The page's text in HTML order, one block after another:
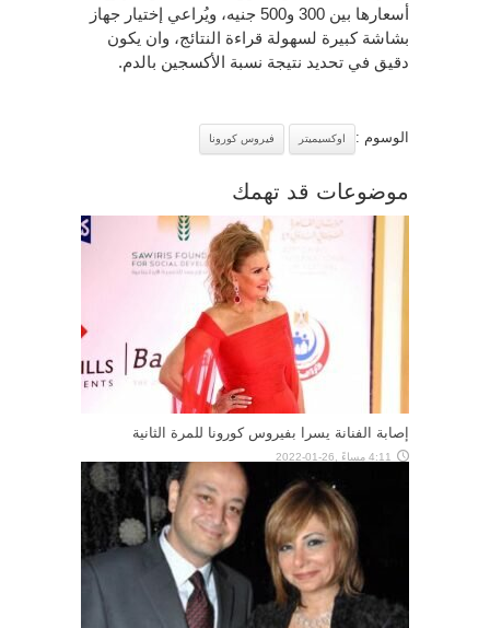
أسعارها بين 300 و500 جنيه، ويُراعي إختيار جهاز
بشاشة كبيرة لسهولة قراءة النتائج، وان يكون
دقيق في تحديد نتيجة نسبة الأكسجين بالدم.
الوسوم : اوكسيميتر فيروس كورونا
موضوعات قد تهمك
إصابة الفنانة يسرا بفيروس كورونا للمرة الثانية
4:11 مساءً ,26-01-2022